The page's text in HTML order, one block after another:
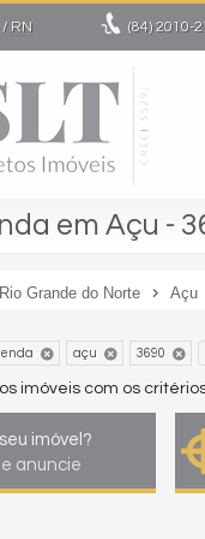
/ RN (84)2010-
em Açu -
Rio Grande do Norte Açu
açu 3690
imóveis com os
imóvel?
anuncie